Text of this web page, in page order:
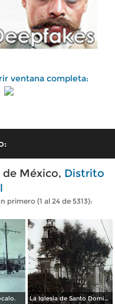
ventana completa:
México, Distrito
primero (1 al 24 de 5313):
La Iglesia de Santo Domingo.